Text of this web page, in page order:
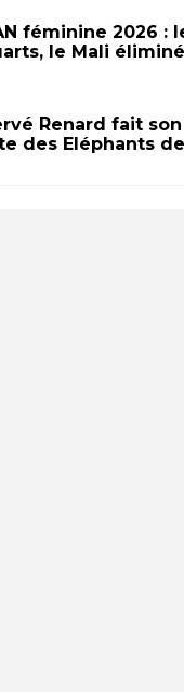
féminine 2026 :
le Mali éliminé
Renard fait
des Eléphants